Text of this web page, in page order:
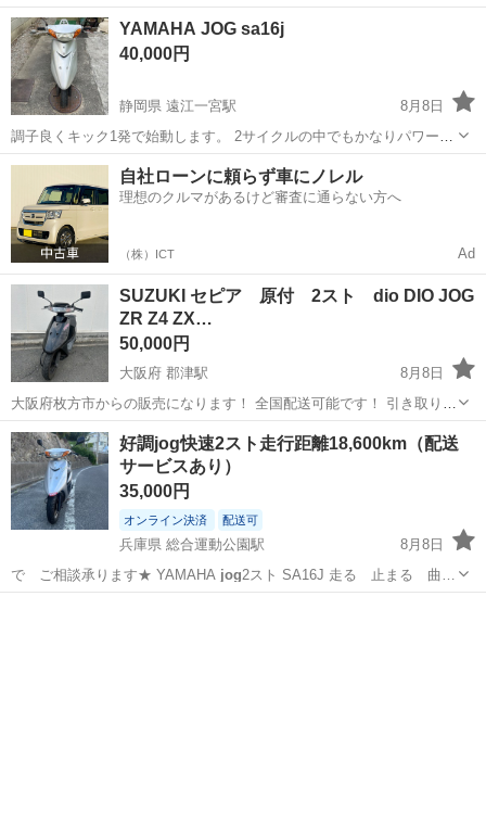
ューション 白 車台番号 SA16J-908★★★ エンジン番号 A125E-
908★★★ 走行距離はメーター読み20200kmです数年前販売店から
購...
愛知 安城市
YAMAHA JOG sa16j
40,000円
静岡県 遠江一宮駅
8月8日
調子良くキック1発で始動します。 2サイクルの中でもかなりパワーが
あり加速はかなり早いです。 エアーフィルターは新品入れました。 不
ーク抜け バッテ...
静岡 袋井市 遠江一宮駅 ヤマハ
自社ローンに頼らず車にノレル
理想のクルマがあるけど審査に通らない方へ
（株）ICT Ad
SUZUKI セピア 原付 2スト dio DIO JOG
ZR Z4 ZX…
50,000円
大阪府 郡津駅
8月8日
大阪府枚方市からの販売になります！ 全国配送可能です！ 引き取りの
場合は、日時をコメントお願い致します。 配送の場合は送料をお調べ
ますのでコメントで◯県◯市までご連絡下さい！ 敷地内走行しか行な
えない為最高速は不明です。...
大阪 枚方市 郡津駅 スズキ セピア
好調jog快速2スト走行距離18,600km（配送
サービスあり）
35,000円
オンライン決済 配送可
兵庫県 総合運動公園駅
8月8日
で ご相談承ります★ YAMAHA jog 2スト SA16J 走る 止まる 曲…